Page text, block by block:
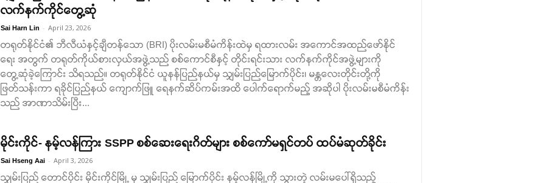
လက်နက်ကိုင်တွေ့ဆုံ
Sai Harn Lin - April 23, 2026
တရုတ်နိုင်ငံ၏ ဘီလီယံနှင့်ချီတန်သော (BRI) ပိုးလမ်းမစီမံကိန်းထဲမှ ရထားလမ်း အကောင်အထည်ဖော်နိုင်
ရေး အတွက် တရုတ်ကိုယ်စားလှယ်အဖွဲ့သည် စစ်ကောင်စီနှင့် တိုင်းရင်းသား လက်နက်ကိုင်အဖွဲ့များကို
တွေ့ဆုံခဲ့ကြောင်း သိရသည်။ တရုတ်နိုင်ငံ ယူနန်ပြည်နယ်မှ သျှမ်းပြည်မြောက်ပိုင်း၊ မန္တလေးတိုင်းတို့ကို
ဖြတ်သန်းကာ ရခိုင်ပြည်နယ် ကျောက်ဖြူ ရေနက်ဆိပ်ကမ်းအထိ ပေါက်ရောက်မည့် အဆိုပါ ပိုးလမ်းမစီမံကိန်း
သည် အာဏာသိမ်းပြီး...
မိုင်းကိုင်- နမ့်လန်ကြား SSPP စစ်ဆေးရေးဂိတ်များ စစ်ကော်မရှင်တပ် ထပ်မံဆုတ်ခိုင်း
Sai Hseng Aai - April 3, 2026
သျှမ်းပြည် တောင်ပိုင်း မိုင်းကိုင်မြို့ မှ သျှမ်းပြည် မြောက်ပိုင်း နမ့်လန်မြို့ကို သွားတဲ့ လမ်းမပေါ်ရှိသည့်